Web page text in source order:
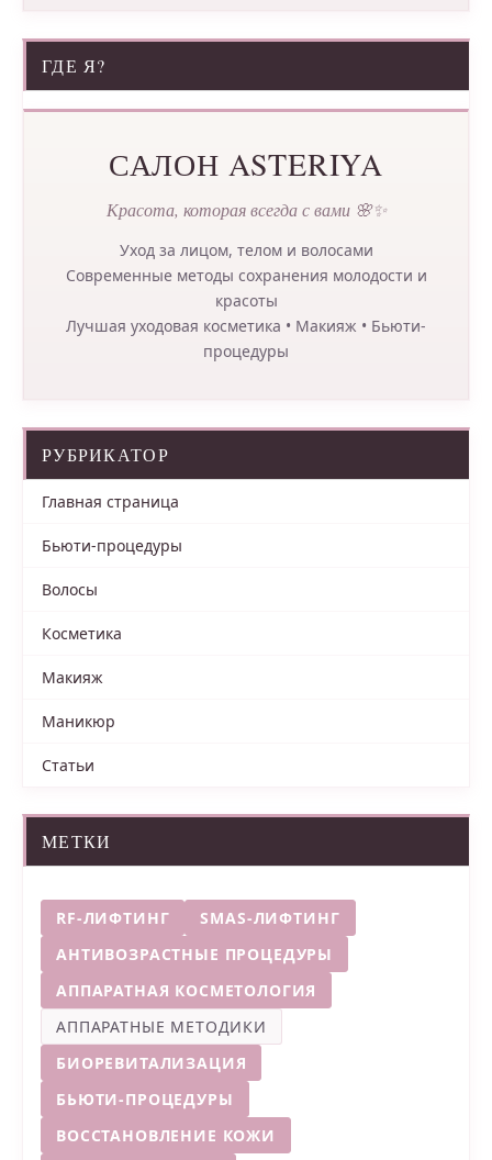
ГДЕ Я?
САЛОН ASTERIYA
Красота, которая всегда с вами 🌸✨
Уход за лицом, телом и волосами
Современные методы сохранения молодости и
красоты
Лучшая уходовая косметика • Макияж • Бьюти-
процедуры
РУБРИКАТОР
Главная страница
Бьюти-процедуры
Волосы
Косметика
Макияж
Маникюр
Статьи
МЕТКИ
RF-ЛИФТИНГ
SMAS-ЛИФТИНГ
АНТИВОЗРАСТНЫЕ ПРОЦЕДУРЫ
АППАРАТНАЯ КОСМЕТОЛОГИЯ
АППАРАТНЫЕ МЕТОДИКИ
БИОРЕВИТАЛИЗАЦИЯ
БЬЮТИ-ПРОЦЕДУРЫ
ВОССТАНОВЛЕНИЕ КОЖИ